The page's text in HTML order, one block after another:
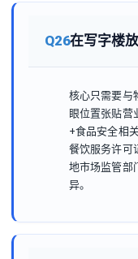
Q26在写字楼
核心只需要与
眼位置张贴营
+食品安全相
餐饮服务许可
地市场监管部
异。